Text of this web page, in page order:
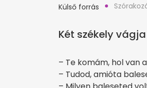
Külső forrás
Két székely
– Te komám, hol van
– Tudod, amióta